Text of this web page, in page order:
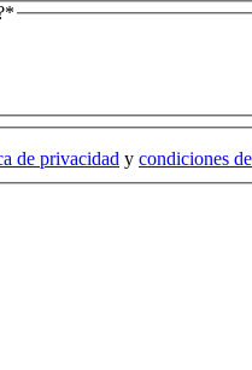
*
de privacidad y condiciones